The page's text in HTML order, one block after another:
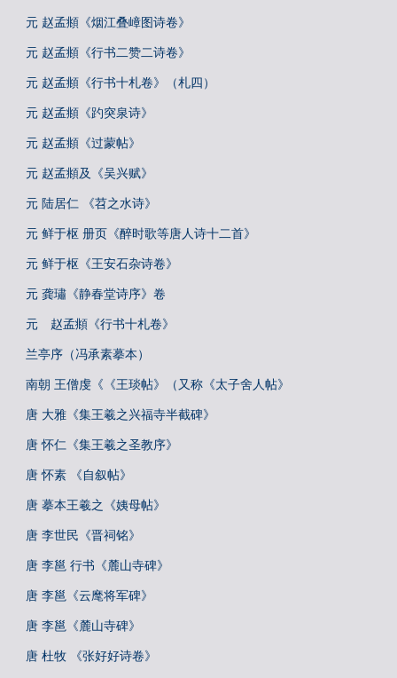
元 赵孟頫《烟江叠嶂图诗卷》
元 赵孟頫《行书二赞二诗卷》
元 赵孟頫《行书十札卷》（札四）
元 赵孟頫《趵突泉诗》
元 赵孟頫《过蒙帖》
元 赵孟頫及《吴兴赋》
元 陆居仁 《苕之水诗》
元 鲜于枢 册页《醉时歌等唐人诗十二首》
元 鲜于枢《王安石杂诗卷》
元 龚璛《静春堂诗序》卷
元 赵孟頫《行书十札卷》
兰亭序（冯承素摹本）
南朝 王僧虔《《王琰帖》（又称《太子舍人帖》
唐 大雅《集王羲之兴福寺半截碑》
唐 怀仁《集王羲之圣教序》
唐 怀素 《自叙帖》
唐 摹本王羲之《姨母帖》
唐 李世民《晋祠铭》
唐 李邕 行书《麓山寺碑》
唐 李邕《云麾将军碑》
唐 李邕《麓山寺碑》
唐 杜牧 《张好好诗卷》